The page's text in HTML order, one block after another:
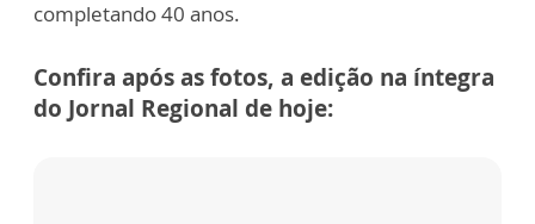
completando 40 anos.
Confira após as fotos, a edição na íntegra
do Jornal Regional de hoje: